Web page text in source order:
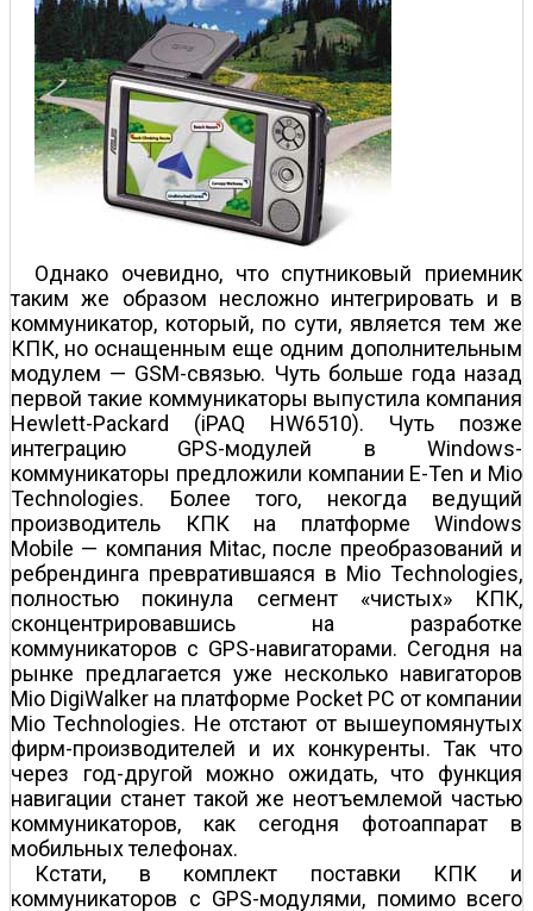
Однако очевидно, что спутниковый приемник
таким же образом несложно интегрировать и в
коммуникатор, который, по сути, является тем же
КПК, но оснащенным еще одним дополнительным
модулем — GSM-связью. Чуть больше года назад
первой такие коммуникаторы выпустила компания
Hewlett-Packard (iPAQ HW6510). Чуть позже
интеграцию GPS-модулей в Windows-
коммуникаторы предложили компании E-Ten и Mio
Technologies. Более того, некогда ведущий
производитель КПК на платформе Windows
Mobile — компания Mitac, после преобразований и
ребрендинга превратившаяся в Mio Technologies,
полностью покинула сегмент «чистых» КПК,
сконцентрировавшись на разработке
коммуникаторов с GPS-навигаторами. Сегодня на
рынке предлагается уже несколько навигаторов
Mio DigiWalker на платформе Pocket PC от компании
Mio Technologies. Не отстают от вышеупомянутых
фирм-производителей и их конкуренты. Так что
через год-другой можно ожидать, что функция
навигации станет такой же неотъемлемой частью
коммуникаторов, как сегодня фотоаппарат в
мобильных телефонах.
Кстати, в комплект поставки КПК и
коммуникаторов с GPS-модулями, помимо всего